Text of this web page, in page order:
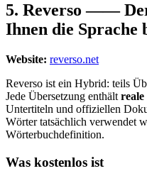
5. Reverso ——
Ihnen die Sprache
Website: reverso.net
Reverso ist ein Hybrid: teils
Jede Übersetzung enthält reale
Untertiteln und offiziellen
Wörter tatsächlich
Wörterbuchdefinition.
Was kostenlos ist